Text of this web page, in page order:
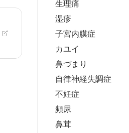
生理痛
湿疹
子宮内膜症
カユイ
鼻づまり
自律神経失調症
不妊症
頻尿
鼻茸